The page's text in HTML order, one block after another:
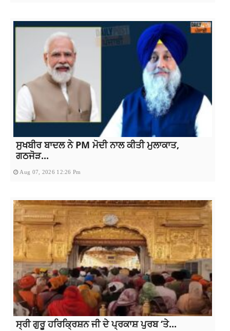
ਸੁਖਬੀਰ ਬਾਦਲ ਨੇ PM ਮੋਦੀ ਨਾਲ ਕੀਤੀ ਮੁਲਾਕਾਤ,
ਗਠਜੋੜ...
Aug 07, 2026 12:26 Pm
ਸ੍ਰੀ ਗੁਰੂ ਹਰਿਕ੍ਰਿਸ਼ਨ ਜੀ ਦੇ ਪ੍ਰਕਾਸ਼ ਪੁਰਬ ‘ਤੇ...